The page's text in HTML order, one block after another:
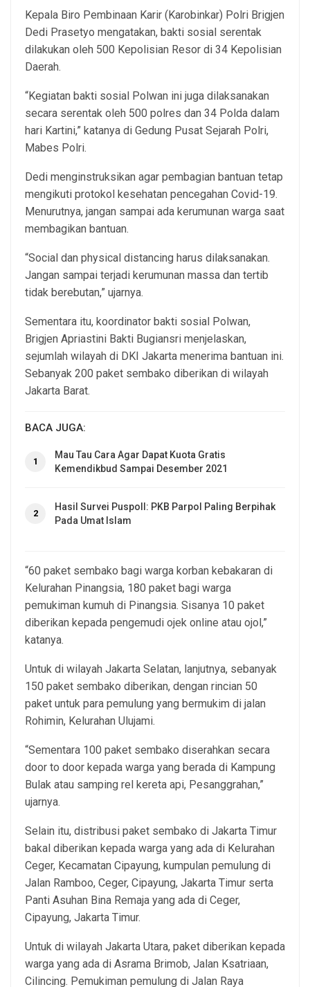
Kepala Biro Pembinaan Karir (Karobinkar) Polri Brigjen
Dedi Prasetyo mengatakan, bakti sosial serentak
dilakukan oleh 500 Kepolisian Resor di 34 Kepolisian
Daerah.
“Kegiatan bakti sosial Polwan ini juga dilaksanakan
secara serentak oleh 500 polres dan 34 Polda dalam
hari Kartini,” katanya di Gedung Pusat Sejarah Polri,
Mabes Polri.
Dedi menginstruksikan agar pembagian bantuan tetap
mengikuti protokol kesehatan pencegahan Covid-19.
Menurutnya, jangan sampai ada kerumunan warga saat
membagikan bantuan.
“Social dan physical distancing harus dilaksanakan.
Jangan sampai terjadi kerumunan massa dan tertib
tidak berebutan,” ujarnya.
Sementara itu, koordinator bakti sosial Polwan,
Brigjen Apriastini Bakti Bugiansri menjelaskan,
sejumlah wilayah di DKI Jakarta menerima bantuan ini.
Sebanyak 200 paket sembako diberikan di wilayah
Jakarta Barat.
BACA JUGA:
1
Mau Tau Cara Agar Dapat Kuota Gratis
Kemendikbud Sampai Desember 2021
2
Hasil Survei Puspoll: PKB Parpol Paling Berpihak
Pada Umat Islam
“60 paket sembako bagi warga korban kebakaran di
Kelurahan Pinangsia, 180 paket bagi warga
pemukiman kumuh di Pinangsia. Sisanya 10 paket
diberikan kepada pengemudi ojek online atau ojol,”
katanya.
Untuk di wilayah Jakarta Selatan, lanjutnya, sebanyak
150 paket sembako diberikan, dengan rincian 50
paket untuk para pemulung yang bermukim di jalan
Rohimin, Kelurahan Ulujami.
“Sementara 100 paket sembako diserahkan secara
door to door kepada warga yang berada di Kampung
Bulak atau samping rel kereta api, Pesanggrahan,”
ujarnya.
Selain itu, distribusi paket sembako di Jakarta Timur
bakal diberikan kepada warga yang ada di Kelurahan
Ceger, Kecamatan Cipayung, kumpulan pemulung di
Jalan Ramboo, Ceger, Cipayung, Jakarta Timur serta
Panti Asuhan Bina Remaja yang ada di Ceger,
Cipayung, Jakarta Timur.
Untuk di wilayah Jakarta Utara, paket diberikan kepada
warga yang ada di Asrama Brimob, Jalan Ksatriaan,
Cilincing. Pemukiman pemulung di Jalan Raya